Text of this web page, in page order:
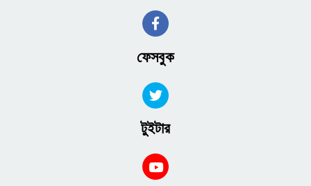
জেলেরা জানান, ট্রলার মেরামত, নতুন জাল তৈরি ও পুরনো জাল সেলাইসহ সমুদ্রে মাছ
ধরার সব প্রস্তুতি এরইমধ্যে শেষ করা হয়েছে। এরইমধ্যে সাগরে ৮ থেকে ১০ দিন
থেকে গোসাইরহাটের মাঝের চর পর্যন্ত পদ্মা ও মেঘনার ৮০ কিলোমিটার এলাকায়।
মা ইলিশ রক্ষায় নিষেধাজ্ঞা সফল হয়েছে দাবি করে মৎস্য কর্মকর্তারা বলছেন, এবার
‘আশা করছি, আমরা এ বছর সফল হয়েছি। জেলেরা প্রচুর মাছ পাবে।’
ফেসবুক
টুইটার